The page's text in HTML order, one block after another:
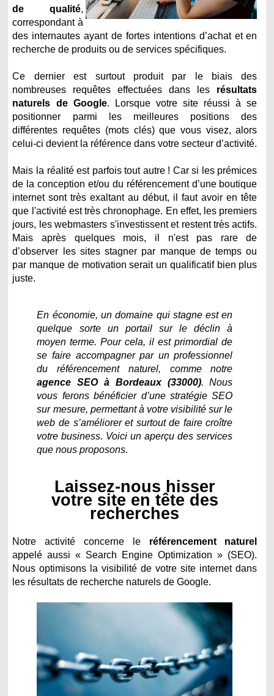
de qualité,
correspondant à
des internautes ayant de fortes intentions d’achat et en
recherche de produits ou de services spécifiques.
Ce dernier est surtout produit par le biais des
nombreuses requêtes effectuées dans les résultats
naturels de Google. Lorsque votre site réussi à se
positionner parmi les meilleures positions des
différentes requêtes (mots clés) que vous visez, alors
celui-ci devient la référence dans votre secteur d’activité.
Mais la réalité est parfois tout autre ! Car si les prémices
de la conception et/ou du référencement d’une boutique
internet sont très exaltant au début, il faut avoir en tête
que l'activité est très chronophage. En effet, les premiers
jours, les webmasters s'investissent et restent très actifs.
Mais après quelques mois, il n'est pas rare de
d’observer les sites stagner par manque de temps ou
par manque de motivation serait un qualificatif bien plus
juste.
En économie, un domaine qui stagne est en
quelque sorte un portail sur le déclin à
moyen terme. Pour cela, il est primordial de
se faire accompagner par un professionnel
du référencement naturel, comme notre
agence SEO à Bordeaux (33000). Nous
vous ferons bénéficier d’une stratégie SEO
sur mesure, permettant à votre visibilité sur le
web de s’améliorer et surtout de faire croître
votre business. Voici un aperçu des services
que nous proposons.
Laissez-nous hisser
votre site en tête des
recherches
Notre activité concerne le référencement naturel
appelé aussi « Search Engine Optimization » (SEO).
Nous optimisons la visibilité de votre site internet dans
les résultats de recherche naturels de Google.